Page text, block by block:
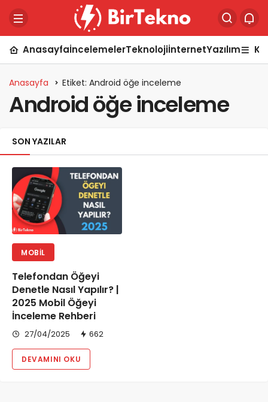
AnasayfaİncelemelerTeknolojiİnternetYazılım
Anasayfa Etiket: Android öğe inceleme
Android öğe inceleme
SON YAZILAR
MOBIL
Telefondan Öğeyi
Denetle Nasıl Yapılır? |
2025 Mobil Öğeyi
İnceleme Rehberi
27/04/2025 662
DEVAMINI OKU